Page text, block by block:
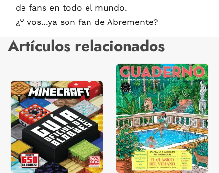
de fans en todo el mundo.
¿Y vos...ya son fan de Abremente?
Artículos relacionados